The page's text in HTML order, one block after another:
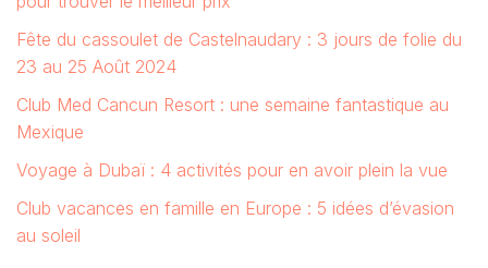
Fête du cassoulet de Castelnaudary : 3 jours de folie du
23 au 25 Août 2024
Club Med Cancun Resort : une semaine fantastique au
Mexique
Voyage à Dubaï : 4 activités pour en avoir plein la vue
Club vacances en famille en Europe : 5 idées d’évasion
au soleil